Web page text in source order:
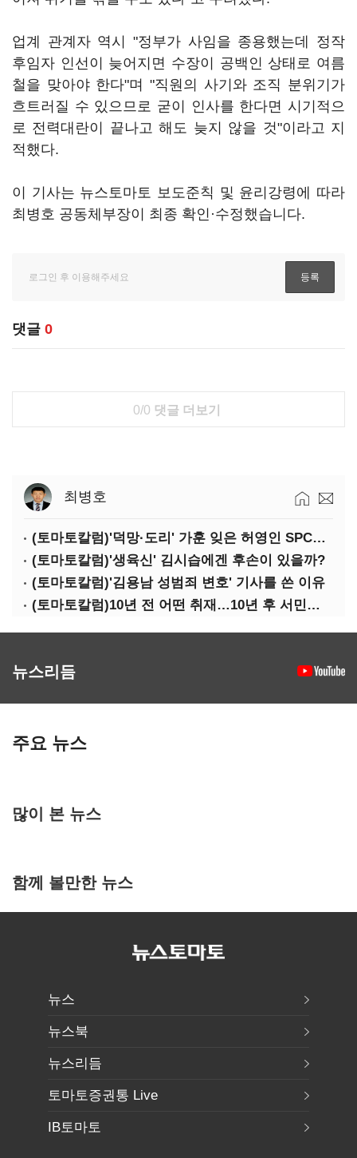
업계 관계자 역시 "정부가 사임을 종용했는데 정작
후임자 인선이 늦어지면 수장이 공백인 상태로 여름
철을 맞아야 한다"며 "직원의 사기와 조직 분위기가
흐트러질 수 있으므로 굳이 인사를 한다면 시기적으
로 전력대란이 끝나고 해도 늦지 않을 것"이라고 지
적했다.
이 기사는 뉴스토마토 보도준칙 및 윤리강령에 따라
최병호 공동체부장이 최종 확인·수정했습니다.
댓글 0
0/0 댓글 더보기
최병호
(토마토칼럼)'덕망·도리' 가훈 잊은 허영인 SPC그룹 회장
(토마토칼럼)'생육신' 김시습에겐 후손이 있을까?
(토마토칼럼)'김용남 성범죄 변호' 기사를 쓴 이유
(토마토칼럼)10년 전 어떤 취재…10년 후 서민석·박상용
뉴스리듬
주요 뉴스
많이 본 뉴스
함께 볼만한 뉴스
뉴스
뉴스북
뉴스리듬
토마토증권통 Live
IB토마토